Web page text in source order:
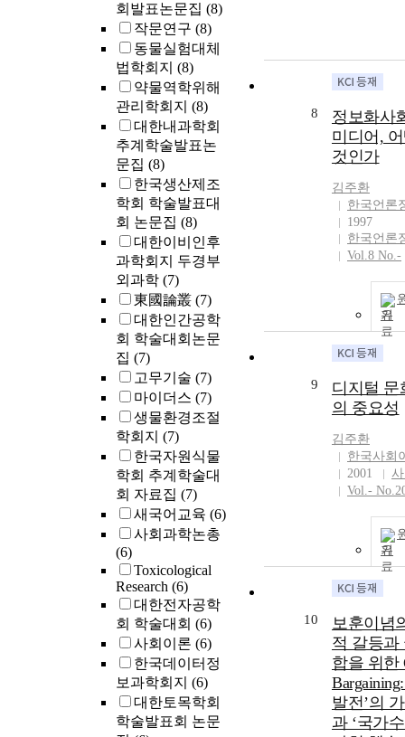
회발표논문집 (8)
작문연구 (8)
동물실험대체
법학회지 (8)
약물역학위해
관리학회지 (8)
대한내과학회
추계학술발표논
문집 (8)
한국생산제조
학회 학술발표대
회 논문집 (8)
대한이비인후
과학회지 두경부
외과학 (7)
東國論叢 (7)
대한인간공학
회 학술대회논문
집 (7)
고무기술 (7)
마이더스 (7)
생물환경조절
학회지 (7)
한국자원식물
학회 추계학술대
회 자료집 (7)
새국어교육 (6)
사회과학논총
(6)
Toxicological
Research (6)
대한전자공학
회 학술대회 (6)
사회이론 (6)
한국데이터정
보과학회지 (6)
대한토목학회
학술발표회 논문
미약하다. 조
한 한 일본과
음부터 경쟁
했지 동북아
생산물주기에
산업의 이전
있다는 점이
처음부터 조
전을 꺼렸다.
업화를 과거
맥락과 지역
론은 섬유산
제철을 대상
우는 타당한
조선산업에
않는다. 한국
대한 실증적
해서 볼 때 한
업을 특징짓
소의 경우 일
작투자도 없
자본도 원천
유럽으로부
국조선업의
아시아지역
세계체제론
서로의 재편
상품주기 변
에서 볼 것이
역내 국가간
계적인 차원
주기’를 통해
야 한다. 따라
업화에 대한
일반론을 무
8
정보화사
미디어,
것인가
김주환
한국언론
1997
한국언론
Vol.8 No.-
기
9
디지털 문
의 중요성
김주환
한국사회
2001
Vol.-
기
10
보훈이념
적 갈등과
합을 위한
발전’의
과 ‘국가